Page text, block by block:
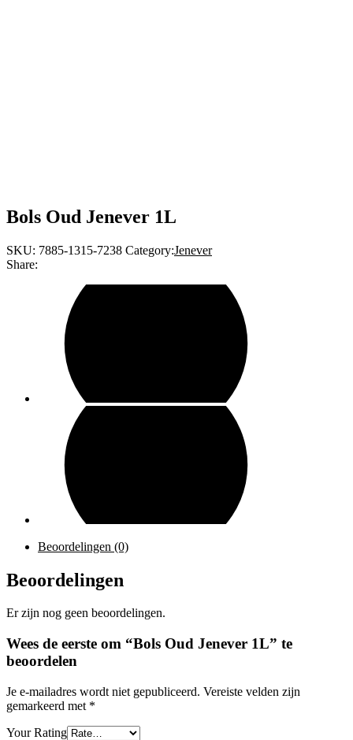
Bols Oud Jenever 1L
SKU: 7885-1315-7238 Category:Jenever
Share:
Beoordelingen (0)
Beoordelingen
Er zijn nog geen beoordelingen.
Wees de eerste om “Bols Oud Jenever 1L” te
beoordelen
Je e-mailadres wordt niet gepubliceerd. Vereiste velden zijn
gemarkeerd met *
Your Rating